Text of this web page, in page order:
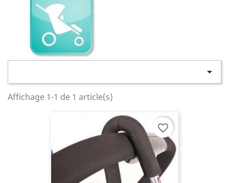

Affichage 1-1 de 1 article(s)
favorite_border